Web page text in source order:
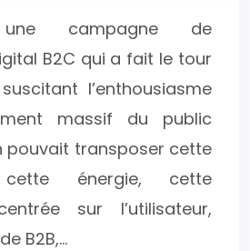
une campagne de
B2C qui a fait le tour
l’enthousiasme
massif du public
pouvait transposer cette
cette énergie, cette
sur l’utilisateur,
B2B,…